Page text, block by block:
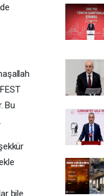
Bu
bile